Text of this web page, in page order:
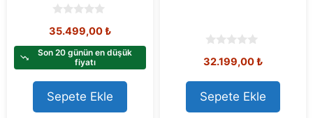
o
t
f
5
35.499,00₺
Son 20 günün en düşük
fiyatı
Sepete Ekle
o
t
o
f
5
32.199,00₺
Sepete Ekle